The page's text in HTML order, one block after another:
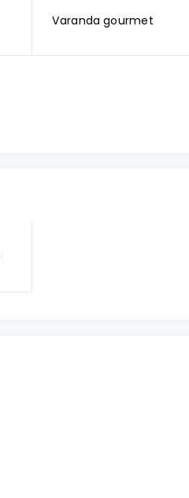
Varanda gourmet